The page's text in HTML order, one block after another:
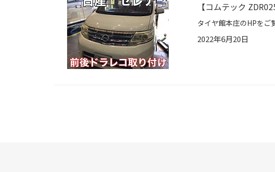
【コムテック
2022年6月20日